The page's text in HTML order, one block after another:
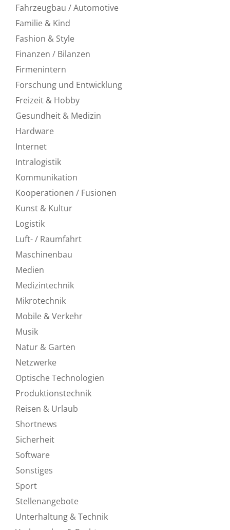
Fahrzeugbau / Automotive
Familie & Kind
Fashion & Style
Finanzen / Bilanzen
Firmenintern
Forschung und Entwicklung
Freizeit & Hobby
Gesundheit & Medizin
Hardware
Internet
Intralogistik
Kommunikation
Kooperationen / Fusionen
Kunst & Kultur
Logistik
Luft- / Raumfahrt
Maschinenbau
Medien
Medizintechnik
Mikrotechnik
Mobile & Verkehr
Musik
Natur & Garten
Netzwerke
Optische Technologien
Produktionstechnik
Reisen & Urlaub
Shortnews
Sicherheit
Software
Sonstiges
Sport
Stellenangebote
Unterhaltung & Technik